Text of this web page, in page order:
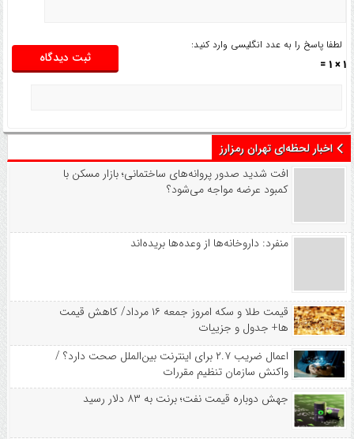
لطفا پاسخ را به عدد انگلیسی وارد کنید:
1 × 1 =
اخبار لحظه‌ای تهران رمزارز
افت شدید صدور پروانه‌های ساختمانی؛ بازار مسکن با
کمبود عرضه مواجه می‌شود؟
منفرد: داروخانه‌ها از وعده‌ها بریده‌اند
قیمت طلا و سکه امروز جمعه ۱۶ مرداد/ کاهش قیمت
ها+ جدول و جزییات
اعمال ضریب ۲.۷ برای اینترنت بین‌الملل صحت دارد؟ /
واکنش سازمان تنظیم مقررات
جهش دوباره قیمت نفت؛ برنت به ۸۳ دلار رسید